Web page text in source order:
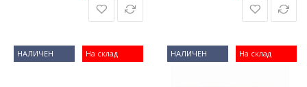
На склад
НАЛИЧЕН На склад
НАЛИЧЕН